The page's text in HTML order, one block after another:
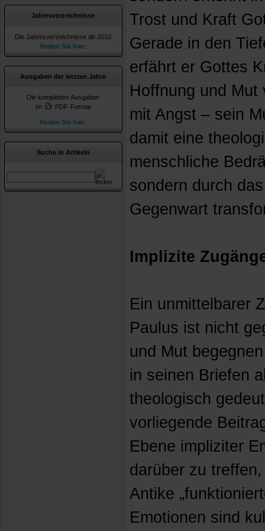
Jahresverzeichnisse
Die Jahresverzeichnisse ab 2010
finden Sie hier
Ausgaben der letzten Jahre
Die kompletten Ausgaben
im
PDF-Format
finden Sie hier
Suche in Artikeln
Trost und Kraft
Gerade in den
erfährt er Gottes
Hoffnung und Mut
mit Angst – sein
damit eine
menschliche
sondern durch
Gegenwart
Implizite
Ein unmittelbarer
Paulus ist nicht
und Mut
in seinen Briefen
theologisch
vorliegende
Ebene impliziter
darüber zu
Antike
Emotionen sind